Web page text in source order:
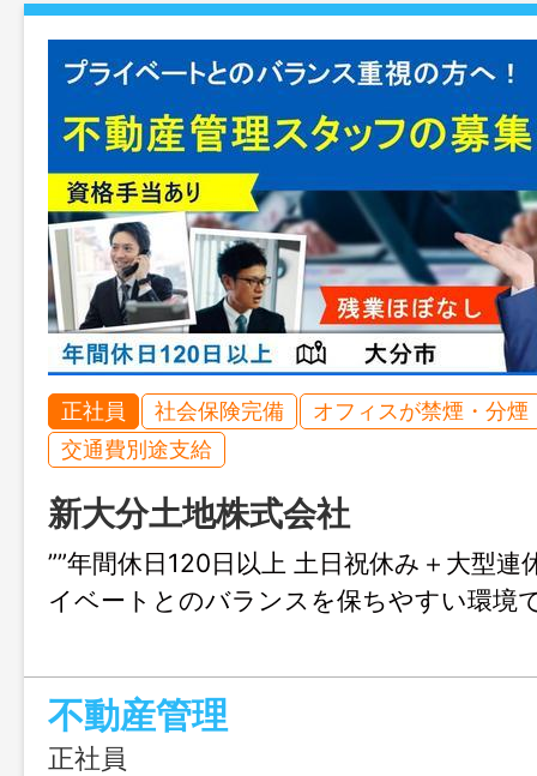
正社員 社会保険完備
オフィスが禁煙・分煙
交通費別途支給
新大分土地株式会社
””年間休日120日以上 土日祝休み＋大型
イベートとのバランスを保ちやすい環境
不動産管理
正社員